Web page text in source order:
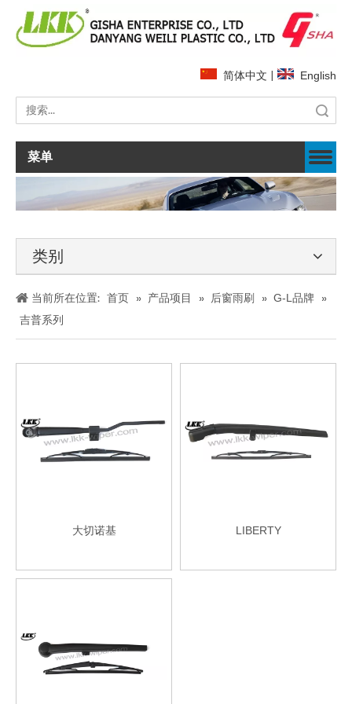
简体中文 | English
菜单
类别
当前所在位置: 首页 » 产品项目 » 后窗雨刷 » G-L品牌
»
吉普系列
大切诺基 LIBERTY